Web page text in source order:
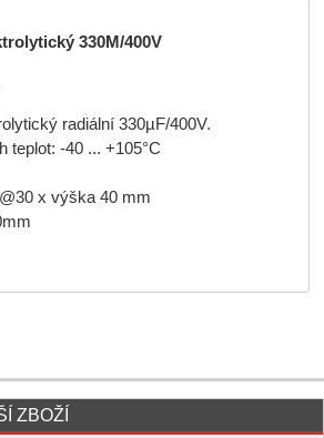
330M/400V
radiální 330µF/400V.
teplot: -40 ... +105°C
x výška 40 mm
ZBOŽÍ